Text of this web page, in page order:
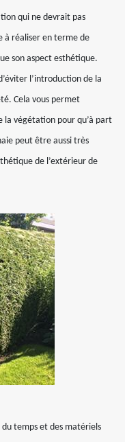
qui ne devrait pas
à réaliser en terme de
son aspect esthétique.
l’introduction de la
Cela vous permet
végétation pour qu’à part
peut être aussi très
de l’extérieur de
temps et des matériels